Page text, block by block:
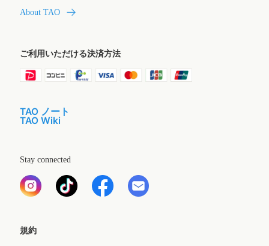
About TAO
ご利用いただける決済方法
TAO ノート
TAO Wiki
Stay connected
規約